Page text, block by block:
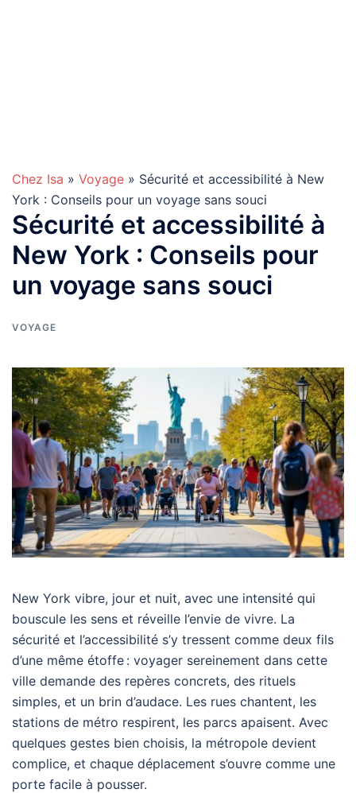
Chez Isa » Voyage » Sécurité et accessibilité à New
York : Conseils pour un voyage sans souci
Sécurité et accessibilité à
New York : Conseils pour
un voyage sans souci
VOYAGE
New York vibre, jour et nuit, avec une intensité qui
bouscule les sens et réveille l’envie de vivre. La
sécurité et l’accessibilité s’y tressent comme deux fils
d’une même étoffe : voyager sereinement dans cette
ville demande des repères concrets, des rituels
simples, et un brin d’audace. Les rues chantent, les
stations de métro respirent, les parcs apaisent. Avec
quelques gestes bien choisis, la métropole devient
complice, et chaque déplacement s’ouvre comme une
porte facile à pousser.